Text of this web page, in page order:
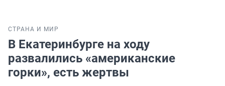
СТРАНА И МИР
В Екатеринбурге на ходу
развалились «американские
горки», есть жертвы